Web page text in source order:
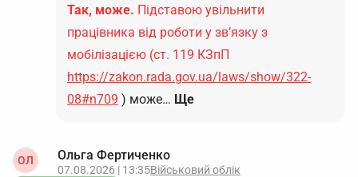
Так, може. Підставою увільнити
працівника від роботи у зв’язку з
мобілізацією (ст. 119 КЗпП
https://zakon.rada.gov.ua/laws/show/322-
08#n709 ) може… Ще
ОЛ Ольга Фертиченко
07.08.2026 | 13:35Військовий облік